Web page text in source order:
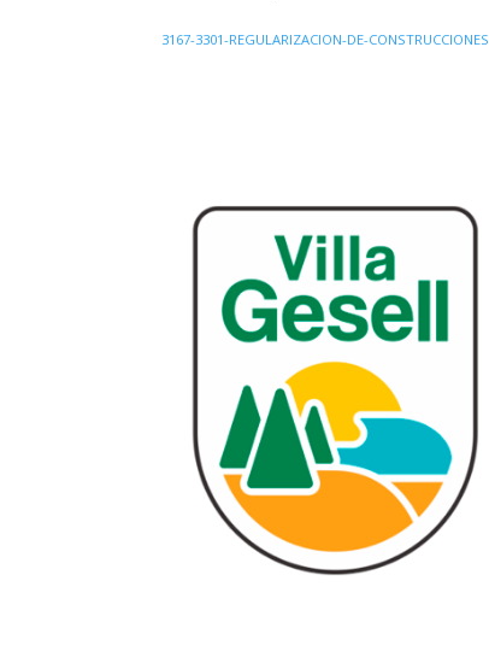
3167-3301-REGULARIZACION-DE-CONSTRUCCIONES